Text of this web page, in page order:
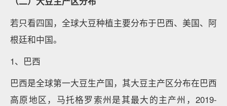
若只看四国，全球大豆种植主要分布于巴西、美国、阿
根廷和中国。
1、巴西
巴西是全球第一大豆生产国，其大豆主产区分布在巴西
高原地区，马托格罗索州是其最大的主产州，2019-